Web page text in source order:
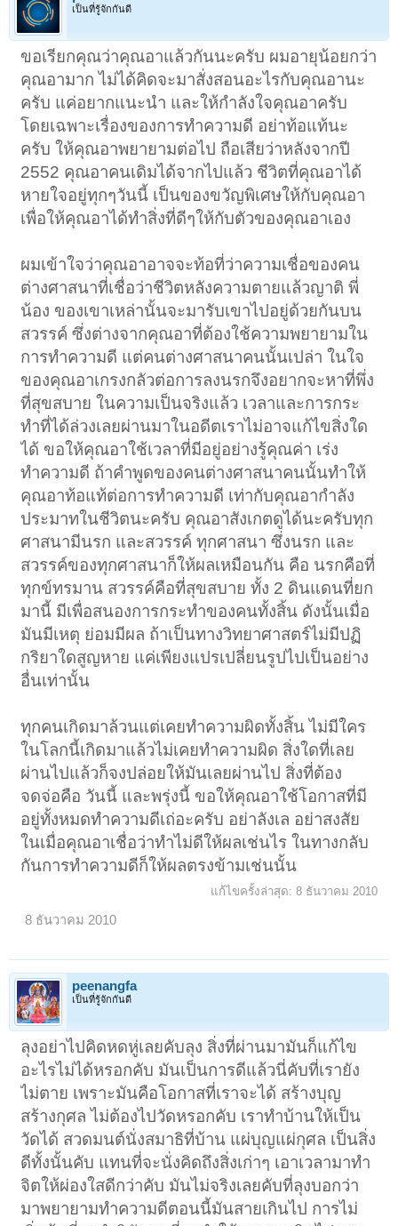
เป็นที่รู้จักกันดี
ขอเรียกคุณว่าคุณอาแล้วกันนะครับ ผมอายุน้อยกว่า
คุณอามาก ไม่ได้คิดจะมาสั่งสอนอะไรกับคุณอานะ
ครับ แค่อยากแนะนำ และให้กำลังใจคุณอาครับ
โดยเฉพาะเรื่องของการทำความดี อย่าท้อแท้นะ
ครับ ให้คุณอาพยายามต่อไป ถือเสียว่าหลังจากปี
2552 คุณอาคนเดิมได้จากไปแล้ว ชีวิตที่คุณอาได้
หายใจอยู่ทุกๆวันนี้ เป็นของขวัญพิเศษให้กับคุณอา
เพื่อให้คุณอาได้ทำสิ่งที่ดีๆให้กับตัวของคุณอาเอง
ผมเข้าใจว่าคุณอาอาจจะท้อที่ว่าความเชื่อของคน
ต่างศาสนาที่เชื่อว่าชีวิตหลังความตายแล้วญาติ พี่
น้อง ของเขาเหล่านั้นจะมารับเขาไปอยู่ด้วยกันบน
สวรรค์ ซึ่งต่างจากคุณอาที่ต้องใช้ความพยายามใน
การทำความดี แต่คนต่างศาสนาคนนั้นเปล่า ในใจ
ของคุณอาเกรงกลัวต่อการลงนรกจึงอยากจะหาที่พึ่ง
ที่สุขสบาย ในความเป็นจริงแล้ว เวลาและการกระ
ทำที่ได้ล่วงเลยผ่านมาในอดีตเราไม่อาจแก้ไขสิ่งใด
ได้ ขอให้คุณอาใช้เวลาที่มีอยู่อย่างรู้คุณค่า เร่ง
ทำความดี ถ้าคำพูดของคนต่างศาสนาคนนั้นทำให้
คุณอาท้อแท้ต่อการทำความดี เท่ากับคุณอากำลัง
ประมาทในชีวิตนะครับ คุณอาสังเกตดูได้นะครับทุก
ศาสนามีนรก และสวรรค์ ทุกศาสนา ซึ่งนรก และ
สวรรค์ของทุกศาสนาก็ให้ผลเหมือนกัน คือ นรกคือที่
ทุกข์ทรมาน สวรรค์คือที่สุขสบาย ทั้ง 2 ดินแดนที่ยก
มานี้ มีเพื่อสนองการกระทำของคนทั้งสิ้น ดังนั้นเมื่อ
มันมีเหตุ ย่อมมีผล ถ้าเป็นทางวิทยาศาสตร์ไม่มีปฏิ
กริยาใดสูญหาย แค่เพียงแปรเปลี่ยนรูปไปเป็นอย่าง
อื่นเท่านั้น
ทุกคนเกิดมาล้วนแต่เคยทำความผิดทั้งสิ้น ไม่มีใคร
ในโลกนี้เกิดมาแล้วไม่เคยทำความผิด สิ่งใดที่เลย
ผ่านไปแล้วก็จงปล่อยให้มันเลยผ่านไป สิ่งที่ต้อง
จดจ่อคือ วันนี้ และพรุ่งนี้ ขอให้คุณอาใช้โอกาสที่มี
อยู่ทั้งหมดทำความดีเถ่อะครับ อย่าลังเล อย่าสงสัย
ในเมื่อคุณอาเชื่อว่าทำไม่ดีให้ผลเช่นไร ในทางกลับ
กันการทำความดีก็ให้ผลตรงข้ามเช่นนั้น
แก้ไขครั้งล่าสุด: 8 ธันวาคม 2010
8 ธันวาคม 2010
peenangfa
เป็นที่รู้จักกันดี
ลุงอย่าไปคิดหดหู่เลยคับลุง สิ่งที่ผ่านมามันก็แก้ไข
อะไรไม่ได้หรอกคับ มันเป็นการดีแล้วนี่คับที่เรายัง
ไม่ตาย เพราะมันคือโอกาสที่เราจะได้ สร้างบุญ
สร้างกุศล ไม่ต้องไปวัดหรอกคับ เราทำบ้านให้เป็น
วัดได้ สวดมนต์นั่งสมาธิที่บ้าน แผ่บุญแผ่กุศล เป็นสิ่ง
ดีทั้งนั้นคับ แทนที่จะนั่งคิดถึงสิ่งเก่าๆ เอาเวลามาทำ
จิตให้ผ่องใสดีกว่าคับ มันไม่จริงเลยคับที่ลุงบอกว่า
มาพยายามทำความดีตอนนี้มันสายเกินไป การไม่